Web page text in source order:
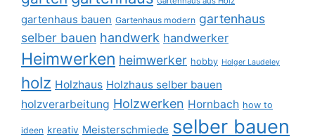
gartenhaus bauen Gartenhaus modern gartenhaus
selber bauen handwerk handwerker
Heimwerken heimwerker hobby Holger Laudeley
holz Holzhaus Holzhaus selber bauen
holzverarbeitung Holzwerken Hornbach how to
ideen kreativ Meisterschmiede selber bauen